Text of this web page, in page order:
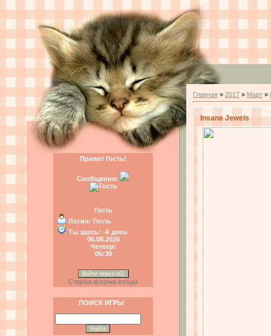
Привет Гость!
Сообщения:
Гость
Логин: Гость
Ты здесь: -й день
06.08.2026
Четверг
05:39
Войти через uID
Старая форма входа
ПОИСК ИГРЫ
Главная » 2017 » Март »
Insane Jewels